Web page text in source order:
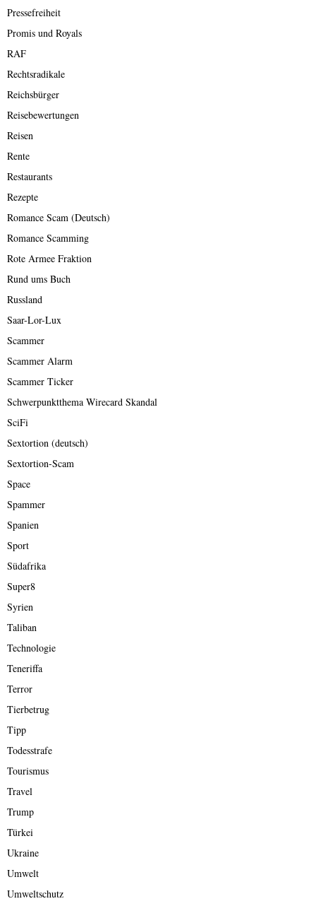
Pressefreiheit
Promis und Royals
RAF
Rechtsradikale
Reichsbürger
Reisebewertungen
Reisen
Rente
Restaurants
Rezepte
Romance Scam (Deutsch)
Romance Scamming
Rote Armee Fraktion
Rund ums Buch
Russland
Saar-Lor-Lux
Scammer
Scammer Alarm
Scammer Ticker
Schwerpunktthema Wirecard Skandal
SciFi
Sextortion (deutsch)
Sextortion-Scam
Space
Spammer
Spanien
Sport
Südafrika
Super8
Syrien
Taliban
Technologie
Teneriffa
Terror
Tierbetrug
Tipp
Todesstrafe
Tourismus
Travel
Trump
Türkei
Ukraine
Umwelt
Umweltschutz